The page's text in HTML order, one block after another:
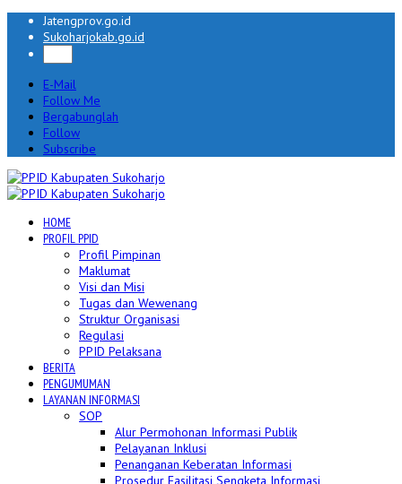
Jatengprov.go.id
Sukoharjokab.go.id
E-Mail
Follow Me
Bergabunglah
Follow
Subscribe
HOME
PROFIL PPID
Profil Pimpinan
Maklumat
Visi dan Misi
Tugas dan Wewenang
Struktur Organisasi
Regulasi
PPID Pelaksana
BERITA
PENGUMUMAN
LAYANAN INFORMASI
SOP
Alur Permohonan Informasi Publik
Pelayanan Inklusi
Penanganan Keberatan Informasi
Prosedur Fasilitasi Sengketa Informasi